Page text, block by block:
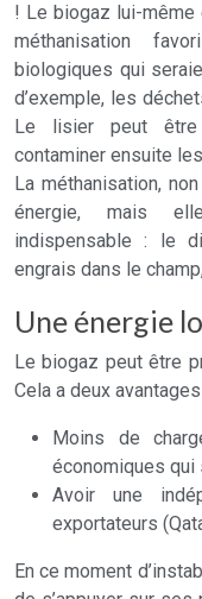
! Le biogaz lui-même
méthanisation
biologiques qui
d’exemple, les
Le lisier peut être
contaminer ensuite
La méthanisation,
énergie, mais
indispensable : le
engrais dans le
Une énergie
Le biogaz peut être
Cela a deux avantages
Moins de
économiques qui
Avoir une
exportateurs
En ce moment